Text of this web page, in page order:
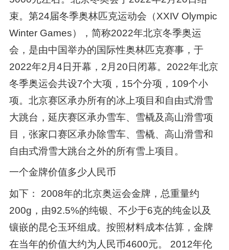
束。第24届冬季奥林匹克运动会（XXIV Olympic
Winter Games），简称2022年北京冬季奥运
会，是由中国举办的国际性奥林匹克赛事，于
2022年2月4日开幕，2月20日闭幕。2022年北京
冬季奥运会共设7个大项，15个分项，109个小
项。北京赛区承办所有的冰上项目和自由式滑雪
大跳台，延庆赛区承办雪车、雪橇及高山滑雪项
目，张家口赛区承办除雪车、雪橇、高山滑雪和
自由式滑雪大跳台之外的所有雪上项目。
一个金牌价值多少人民币
如下： 2008年的北京奥运会金牌，总重量约
200g，由92.5%的纯银、不少于6克的纯金以及
镶嵌的昆仑玉环组成。按照材料成本估算，金牌
在当年的价值大约为人民币4600元。 2012年伦